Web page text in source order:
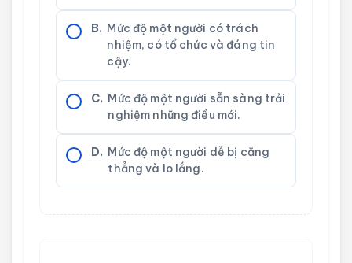
B. Mức độ một người có trách
nhiệm, có tổ chức và đáng tin
cậy.
C. Mức độ một người sẵn sàng trải
nghiệm những điều mới.
D. Mức độ một người dễ bị căng
thẳng và lo lắng.